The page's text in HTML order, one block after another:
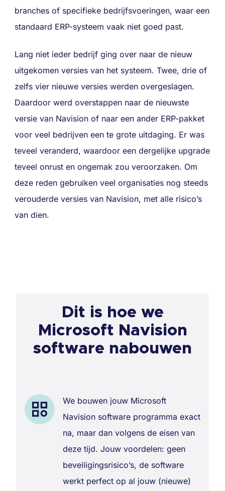
branches of specifieke bedrijfsvoeringen, waar een
standaard ERP-systeem vaak niet goed past.
Lang niet ieder bedrijf ging over naar de nieuw
uitgekomen versies van het systeem. Twee, drie of
zelfs vier nieuwe versies werden overgeslagen.
Daardoor werd overstappen naar de nieuwste
versie van Navision of naar een ander ERP-pakket
voor veel bedrijven een te grote uitdaging. Er was
teveel veranderd, waardoor een dergelijke upgrade
teveel onrust en ongemak zou veroorzaken. Om
deze reden gebruiken veel organisaties nog steeds
verouderde versies van Navision, met alle risico’s
van dien.
Dit is hoe we
Microsoft Navision
software nabouwen
We bouwen jouw Microsoft
Navision software programma exact
na, maar dan volgens de eisen van
deze tijd. Jouw voordelen: geen
beveiligingsrisico’s, de software
werkt perfect op al jouw (nieuwe)